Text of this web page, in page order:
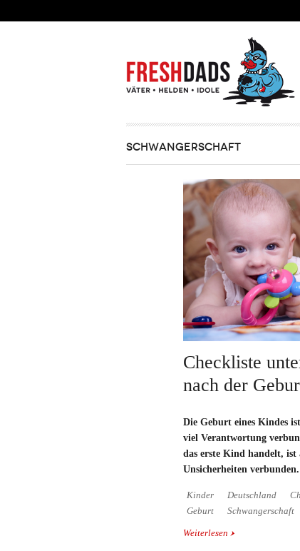
SCHWANGERSCHAFT
Checkliste
nach der
Die Geburt eines Kindes
viel Verantwortung
das erste Kind handelt,
Unsicherheiten
Kinder Deutschland
Geburt
Schwangerschaft
Weiterlesen über Checkliste